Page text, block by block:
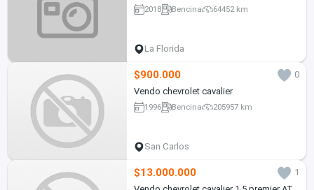
2018 Bencina 64452 km
La Florida
$900.000
0
Vendo chevrolet cavalier
1996 Bencina 205957 km
San Carlos
$13.000.000
1